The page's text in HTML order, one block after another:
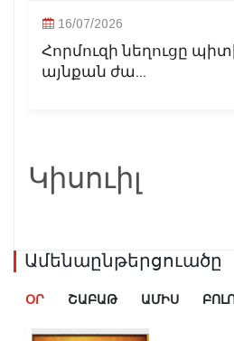
16/07/2026
Հորմուզի նեղուցը
այնքան ժա...
Կիսուիլ
Ամենաընթերցուածը
ՕՐ ՇԱԲԱԹ ԱՄԻՍ